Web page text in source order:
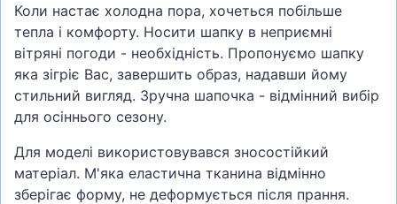
Коли настає холодна пора, хочеться побільше
тепла і комфорту. Носити шапку в неприємні
вітряні погоди - необхідність. Пропонуємо шапку
яка зігріє Вас, завершить образ, надавши йому
стильний вигляд. Зручна шапочка - відмінний вибір
для осіннього сезону.
Для моделі використовувався зносостійкий
матеріал. М'яка еластична тканина відмінно
зберігає форму, не деформується після прання.